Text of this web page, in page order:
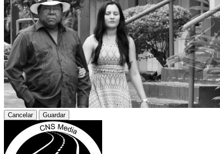
Cancelar Guardar